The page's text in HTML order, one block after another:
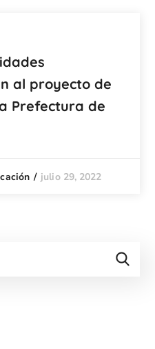
al proyecto de
Prefectura de
julio 29, 2022